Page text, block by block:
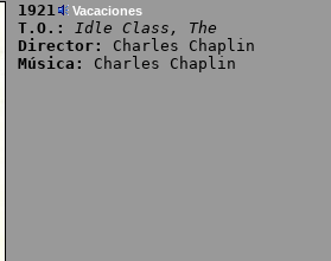
1921 Vacaciones
T.O.:
Idle Class, The
Director:
Charles Chaplin
Música:
Charles Chaplin